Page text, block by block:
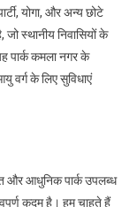
योगा, और अन्य छोटे
स्थानीय निवासियों के
पार्क कमला नगर के
वर्ग के लिए सुविधाएं
और आधुनिक पार्क उपलब्ध
कदम है। हम चाहते हैं